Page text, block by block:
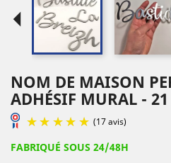
arrow_left
NOM DE MAISON
ADHÉSIF MURAL - 21
FABRIQUÉ SOUS 24/48H